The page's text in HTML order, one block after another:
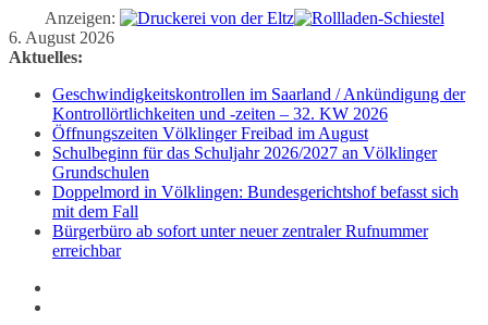
Anzeigen:
Zum
Inhalt
6. August 2026
Aktuelles:
Geschwindigkeitskontrollen im Saarland / Ankündigung der
Kontrollörtlichkeiten und -zeiten – 32. KW 2026
Öffnungszeiten Völklinger Freibad im August
Schulbeginn für das Schuljahr 2026/2027 an Völklinger
Grundschulen
Doppelmord in Völklingen: Bundesgerichtshof befasst sich
mit dem Fall
Bürgerbüro ab sofort unter neuer zentraler Rufnummer
erreichbar